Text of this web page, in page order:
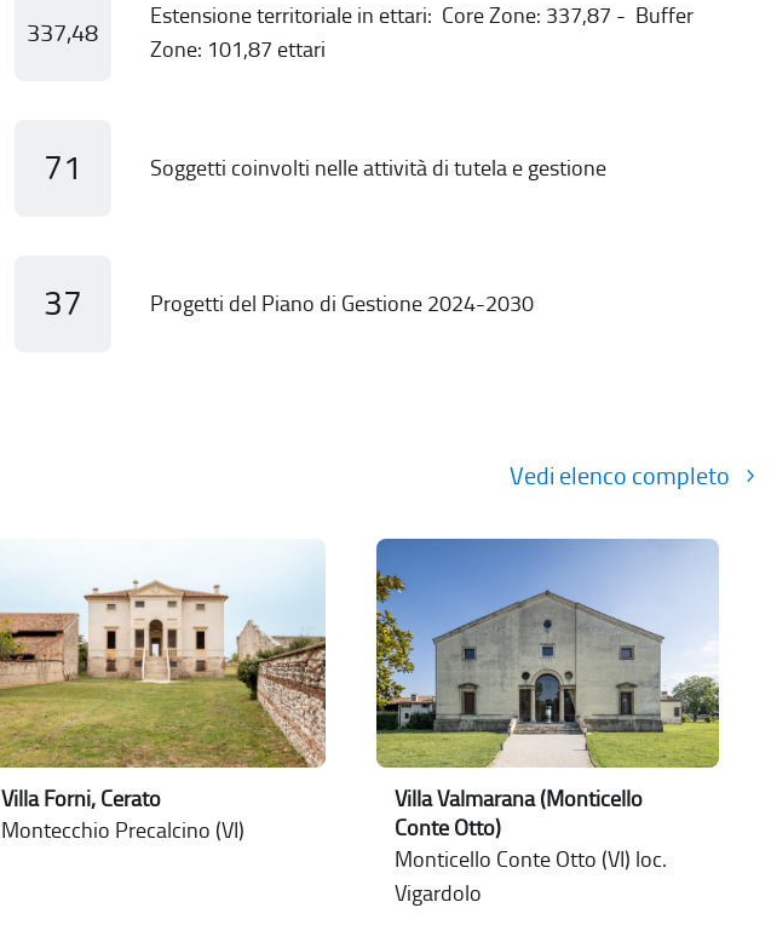
337,48
Estensione territoriale in ettari: Core Zone: 337,87 - Buffer
Zone: 101,87 ettari
71 Soggetti coinvolti nelle attività di tutela e gestione
37 Progetti del Piano di Gestione 2024-2030
Vedi elenco completo
Villa Forni, Cerato
Montecchio Precalcino (VI)
Villa Valmarana (Monticello
Conte Otto)
Monticello Conte Otto (VI) loc.
Vigardolo